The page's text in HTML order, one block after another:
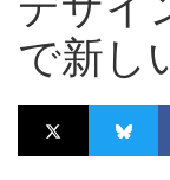
で新し